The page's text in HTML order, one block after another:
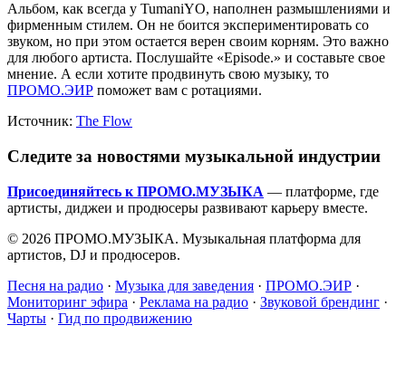
Альбом, как всегда у TumaniYO, наполнен размышлениями и
фирменным стилем. Он не боится экспериментировать со
звуком, но при этом остается верен своим корням. Это важно
для любого артиста. Послушайте «Episode.» и составьте свое
мнение. А если хотите продвинуть свою музыку, то
ПРОМО.ЭИР поможет вам с ротациями.
Источник: The Flow
Следите за новостями музыкальной индустрии
Присоединяйтесь к ПРОМО.МУЗЫКА — платформе, где
артисты, диджеи и продюсеры развивают карьеру вместе.
© 2026 ПРОМО.МУЗЫКА. Музыкальная платформа для
артистов, DJ и продюсеров.
Песня на радио · Музыка для заведения · ПРОМО.ЭИР ·
Мониторинг эфира · Реклама на радио · Звуковой брендинг ·
Чарты · Гид по продвижению